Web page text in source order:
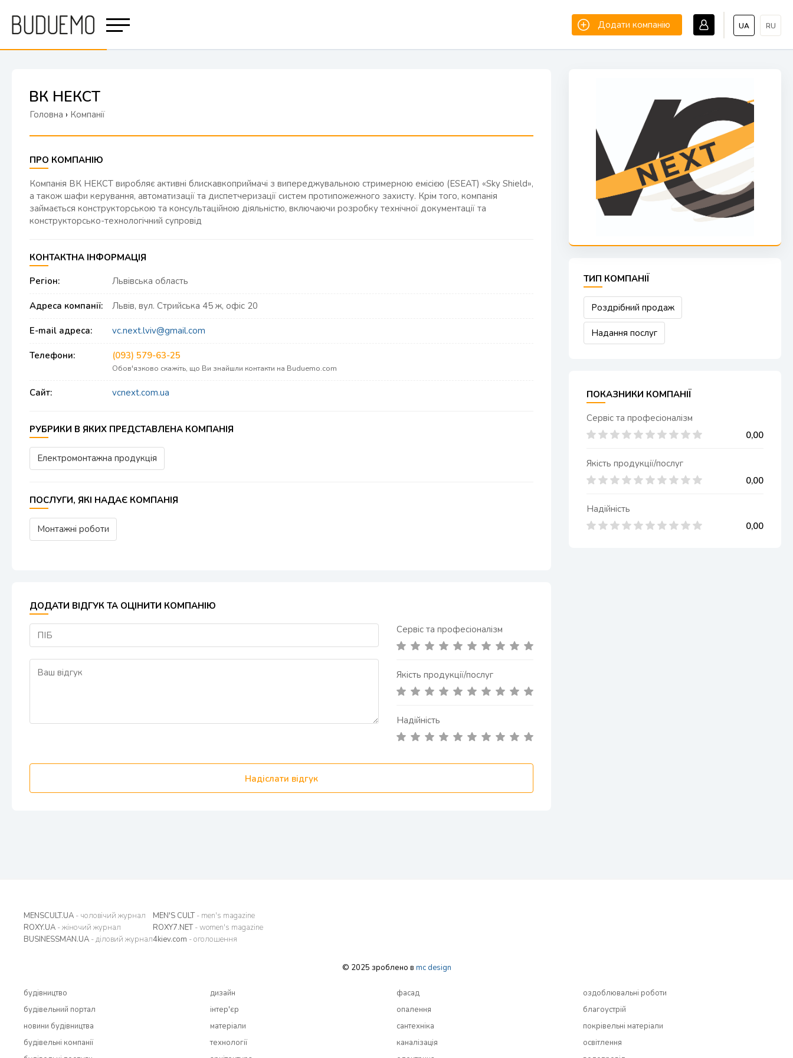
UA RU
Додати компанію
ТИП КОМПАНІЇ
Роздрібний продаж
Надання послуг
ПОКАЗНИКИ КОМПАНІЇ
Сервіс та професіоналізм
0,00
Якість продукції/послуг
0,00
Надійність
0,00
ВК НЕКСТ
Головна › Компанії
ПРО КОМПАНІЮ
Компанія ВК НЕКСТ виробляє активні блискавкоприймачі з випереджувальною стримерною емісією (ESEAT) «Sky Shield»,
а також шафи керування, автоматизації та диспетчеризації систем протипожежного захисту. Крім того, компанія
займається конструкторською та консультаційною діяльністю, включаючи розробку технічної документації та
конструкторсько-технологічний супровід
КОНТАКТНА ІНФОРМАЦІЯ
Регіон:
Львівська область
Адреса компанії: Львів, вул. Стрийська 45 ж, офіс 20
E-mail адреса: vc.next.lviv@gmail.com
Телефони: (093) 579-63-25
Обов'язково скажіть, що Ви знайшли контакти на Buduemo.com
Сайт: vcnext.com.ua
РУБРИКИ В ЯКИХ ПРЕДСТАВЛЕНА КОМПАНІЯ
Електромонтажна продукція
ПОСЛУГИ, ЯКІ НАДАЄ КОМПАНІЯ
Монтажні роботи
ДОДАТИ ВІДГУК ТА ОЦІНИТИ КОМПАНІЮ
Сервіс та професіоналізм
Якість продукції/послуг
Надійність
Надіслати відгук
MENSCULT.UA - чоловічий журнал
ROXY.UA - жіночий журнал
BUSINESSMAN.UA - діловий журнал
MEN'S CULT- men's magazine
ROXY7.NET- women's magazine
4kiev.com - оголошення
© 2025 зроблено в mc design
будівництво
будівельний портал
новини будівництва
будівельні компанії
дизайн
інтер'єр
матеріали
технології
фасад
опалення
сантехніка
каналізація
оздоблювальні роботи
благоустрій
покрівельні матеріали
освітлення